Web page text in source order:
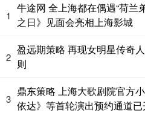
1
牛途网 全上海都在偶遇“荷兰
之日》见面会亮相上海影城
2
盈远期策略 再现女明星传奇
则
3
鼎东策略 上海大歌剧院官方
依达》等首轮演出预约通道已